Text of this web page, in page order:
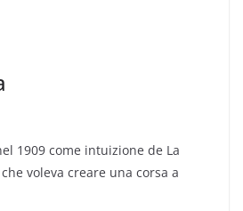
1909 come intuizione de La
voleva creare una corsa a